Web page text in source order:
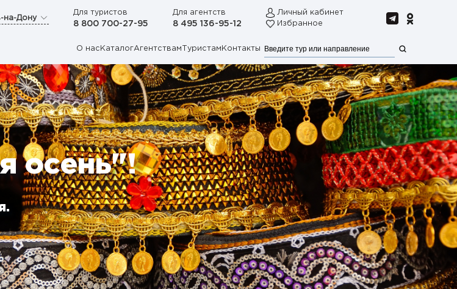
на-Дону
Для туристов
8 800 700-27-95
Для агентств
8 495 136-95-12
Личный кабинет
Избранное
О нас КаталогАгентствам Туристам Контакты
осень"!